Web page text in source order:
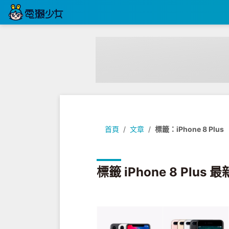
首頁 文章 標籤：iPhone 8 Plus
標籤 iPhone 8 Plus 最